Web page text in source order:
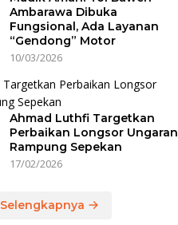
Ambarawa Dibuka
Fungsional, Ada Layanan
“Gendong” Motor
10/03/2026
Ahmad Luthfi Targetkan
Perbaikan Longsor Ungaran
Rampung Sepekan
17/02/2026
Selengkapnya